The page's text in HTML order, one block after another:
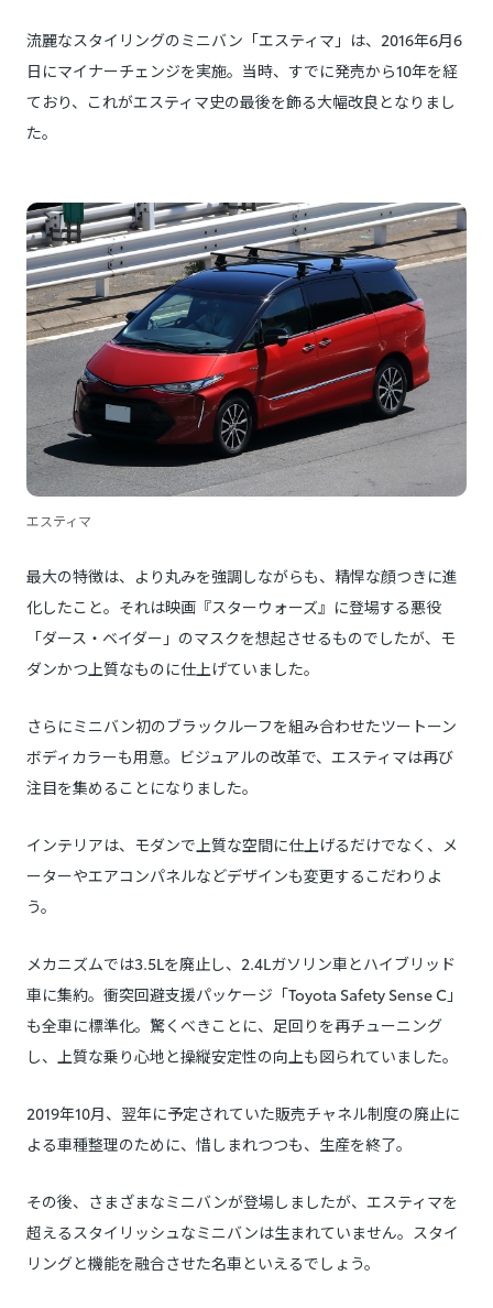
流麗なスタイリングのミニバン「エスティマ」は、2016年6月6
日にマイナーチェンジを実施。当時、すでに発売から10年を経
ており、これがエスティマ史の最後を飾る大幅改良となりまし
た。
エスティマ
最大の特徴は、より丸みを強調しながらも、精悍な顔つきに進
化したこと。それは映画『スターウォーズ』に登場する悪役
「ダース・ベイダー」のマスクを想起させるものでしたが、モ
ダンかつ上質なものに仕上げていました。
さらにミニバン初のブラックルーフを組み合わせたツートーン
ボディカラーも用意。ビジュアルの改革で、エスティマは再び
注目を集めることになりました。
インテリアは、モダンで上質な空間に仕上げるだけでなく、メ
ーターやエアコンパネルなどデザインも変更するこだわりよ
う。
メカニズムでは3.5Lを廃止し、2.4Lガソリン車とハイブリッド
車に集約。衝突回避支援パッケージ「Toyota Safety Sense C」
も全車に標準化。驚くべきことに、足回りを再チューニング
し、上質な乗り心地と操縦安定性の向上も図られていました。
2019年10月、翌年に予定されていた販売チャネル制度の廃止に
よる車種整理のために、惜しまれつつも、生産を終了。
その後、さまざまなミニバンが登場しましたが、エスティマを
超えるスタイリッシュなミニバンは生まれていません。スタイ
リングと機能を融合させた名車といえるでしょう。